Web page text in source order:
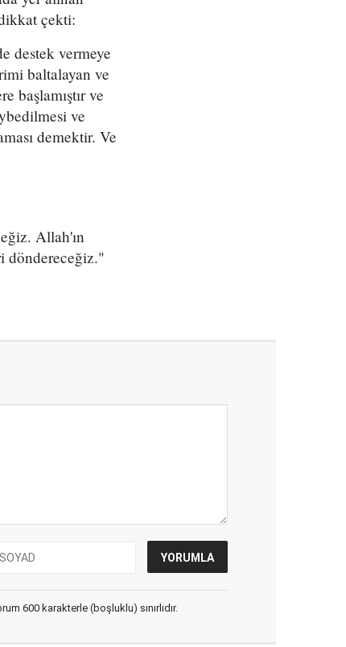
çekti:
destek vermeye
baltalayan ve
başlamıştır ve
ve
demektir. Ve
Allah'ın
döndereceğiz."
600 karakterle (boşluklu) sınırlıdır.